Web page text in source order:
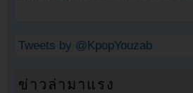
Tweets by @KpopYouzab
ข่าวล่ามาแรง